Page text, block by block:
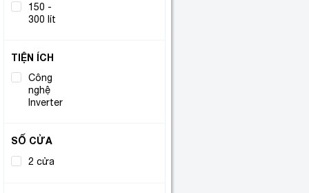
150 -
300 lít
TIỆN ÍCH
Công
nghệ
Inverter
SỐ CỬA
2 cửa